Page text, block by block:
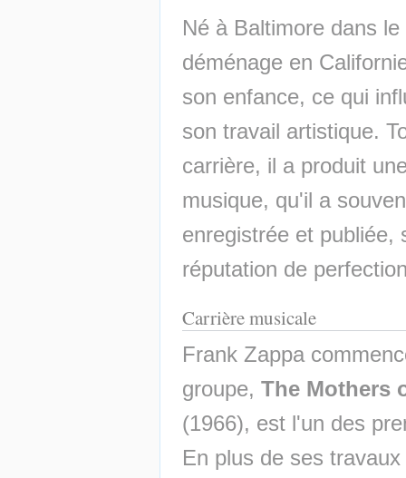
Né à Baltimore dans
déménage en
son enfance, ce qui
son travail artistique.
carrière, il a produit
musique, qu'il a
enregistrée et publiée,
réputation de
Carrière musicale
Frank Zappa
groupe, The Mothers
(1966), est l'un des
En plus de ses